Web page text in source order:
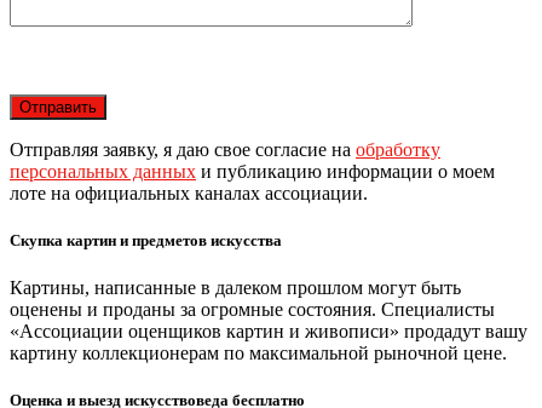
Отправляя заявку, я даю свое согласие на обработку
персональных данных и публикацию информации о моем
лоте на официальных каналах ассоциации.
Скупка картин и предметов искусства
Картины, написанные в далеком прошлом могут быть
оценены и проданы за огромные состояния. Специалисты
«Ассоциации оценщиков картин и живописи» продадут вашу
картину коллекционерам по максимальной рыночной цене.
Оценка и выезд искусствоведа бесплатно